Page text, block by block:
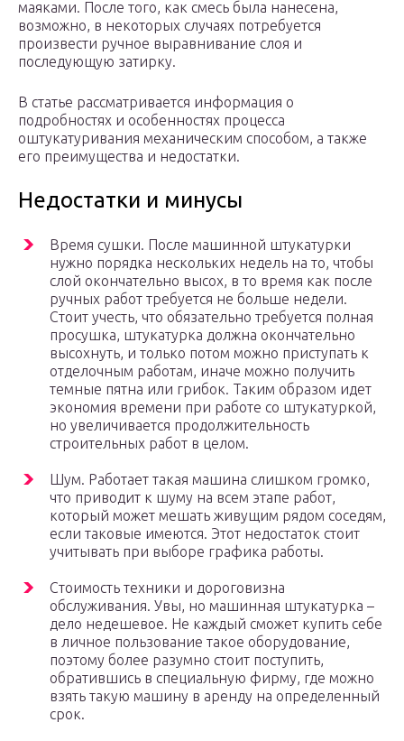
маяками. После того, как смесь была нанесена,
возможно, в некоторых случаях потребуется
произвести ручное выравнивание слоя и
последующую затирку.
В статье рассматривается информация о
подробностях и особенностях процесса
оштукатуривания механическим способом, а также
его преимущества и недостатки.
Недостатки и минусы
Время сушки. После машинной штукатурки
нужно порядка нескольких недель на то, чтобы
слой окончательно высох, в то время как после
ручных работ требуется не больше недели.
Стоит учесть, что обязательно требуется полная
просушка, штукатурка должна окончательно
высохнуть, и только потом можно приступать к
отделочным работам, иначе можно получить
темные пятна или грибок. Таким образом идет
экономия времени при работе со штукатуркой,
но увеличивается продолжительность
строительных работ в целом.
Шум. Работает такая машина слишком громко,
что приводит к шуму на всем этапе работ,
который может мешать живущим рядом соседям,
если таковые имеются. Этот недостаток стоит
учитывать при выборе графика работы.
Стоимость техники и дороговизна
обслуживания. Увы, но машинная штукатурка –
дело недешевое. Не каждый сможет купить себе
в личное пользование такое оборудование,
поэтому более разумно стоит поступить,
обратившись в специальную фирму, где можно
взять такую машину в аренду на определенный
срок.